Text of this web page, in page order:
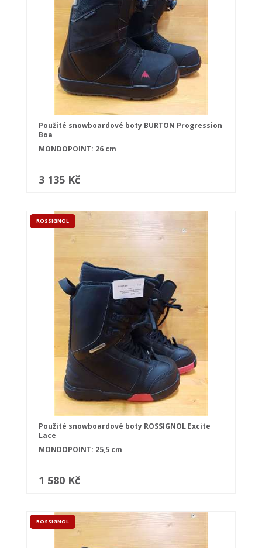
Použité snowboardové boty BURTON Progression
Boa
MONDOPOINT: 26 cm
3 135 Kč
ROSSIGNOL
Použité snowboardové boty ROSSIGNOL Excite
Lace
MONDOPOINT: 25,5 cm
1 580 Kč
ROSSIGNOL